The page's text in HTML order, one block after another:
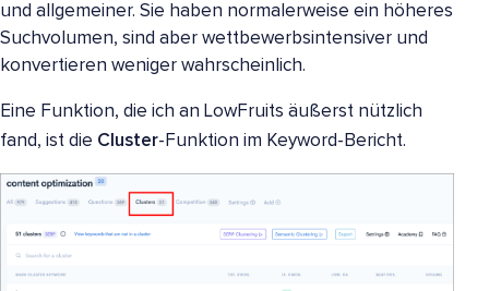
und allgemeiner. Sie haben normalerweise ein höheres
Suchvolumen, sind aber wettbewerbsintensiver und
konvertieren weniger wahrscheinlich.
Eine Funktion, die ich an LowFruits äußerst nützlich
fand, ist die Cluster-Funktion im Keyword-Bericht.